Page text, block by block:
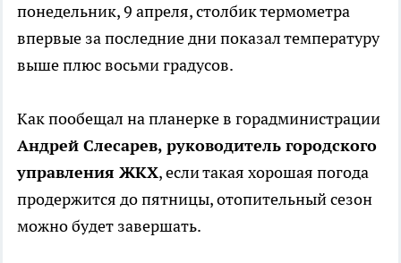
понедельник, 9 апреля, столбик термометра
впервые за последние дни показал температуру
выше плюс восьми градусов.
Как пообещал на планерке в горадминистрации
Андрей Слесарев, руководитель городского
управления ЖКХ, если такая хорошая погода
продержится до пятницы, отопительный сезон
можно будет завершать.